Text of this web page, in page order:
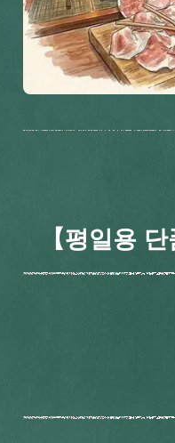
【평일용